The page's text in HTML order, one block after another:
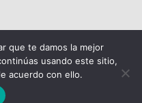
que te damos la mejor
usando este sitio,
acuerdo con ello.